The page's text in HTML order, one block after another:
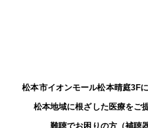
松本市イオンモール松本晴庭3F
松本地域に根ざした医療をご
難聴でお困りの方（補聴